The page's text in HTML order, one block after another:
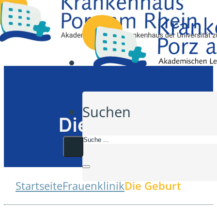
Suchen
Die Geburt
StartseiteFrauenklinikDie Geburt